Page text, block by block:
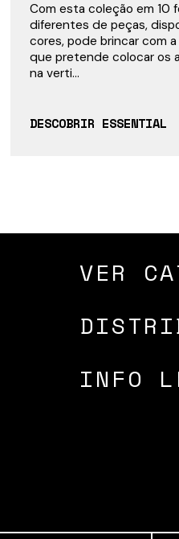
Com esta coleção em 10
diferentes de peças,
cores, pode brincar com
que pretende colocar os
na verti...
DESCOBRIR ESSENTIAL
VER
INFO